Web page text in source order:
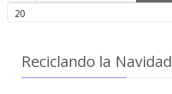
Cantidad
Reciclando la Navidad